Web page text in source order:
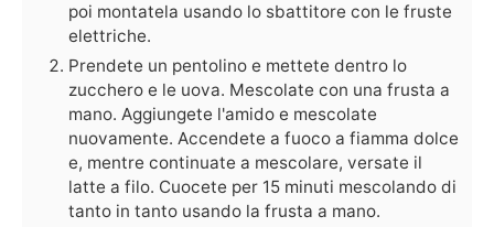
poi montatela usando lo sbattitore con le fruste
elettriche.
Prendete un pentolino e mettete dentro lo
zucchero e le uova. Mescolate con una frusta a
mano. Aggiungete l'amido e mescolate
nuovamente. Accendete a fuoco a fiamma dolce
e, mentre continuate a mescolare, versate il
latte a filo. Cuocete per 15 minuti mescolando di
tanto in tanto usando la frusta a mano.